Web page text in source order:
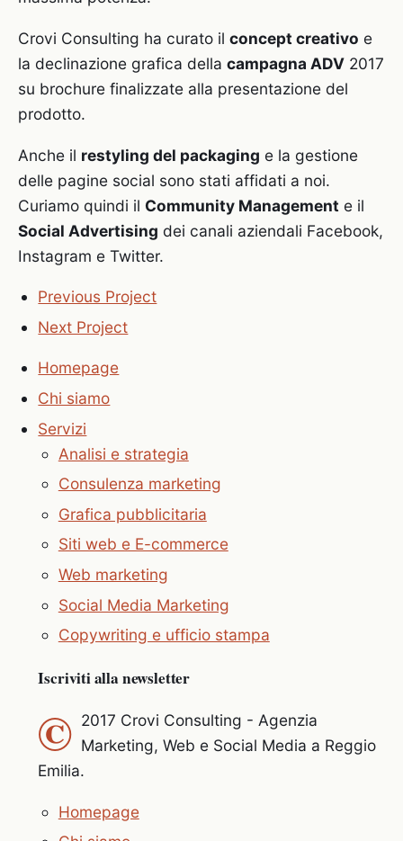
Crovi Consulting ha curato il concept creativo e
la declinazione grafica della campagna ADV 2017
su brochure finalizzate alla presentazione del
prodotto.
Anche il restyling del packaging e la gestione
delle pagine social sono stati affidati a noi.
Curiamo quindi il Community Management e il
Social Advertising dei canali aziendali Facebook,
Instagram e Twitter.
Previous Project
Next Project
Homepage
Chi siamo
Servizi
Analisi e strategia
Consulenza marketing
Grafica pubblicitaria
Siti web e E-commerce
Web marketing
Social Media Marketing
Copywriting e ufficio stampa
Iscriviti alla newsletter
© 2017 Crovi Consulting - Agenzia
Marketing, Web e Social Media a Reggio
Emilia.
Homepage